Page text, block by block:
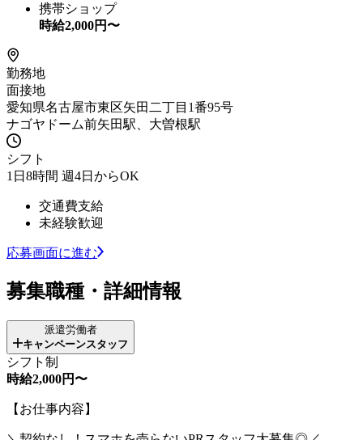
携帯ショップ
時給2,000円〜
勤務地
面接地
愛知県名古屋市東区矢田二丁目1番95号
ナゴヤドーム前矢田駅、大曽根駅
シフト
1日8時間 週4日からOK
交通費支給
未経験歓迎
応募画面に進む
募集職種・詳細情報
派遣労働者
キャンペーンスタッフ
シフト制
時給2,000円〜
【お仕事内容】